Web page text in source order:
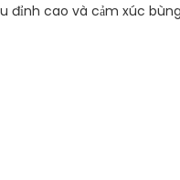
đỉnh cao và cảm xúc